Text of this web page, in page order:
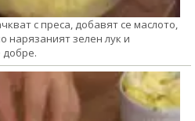
с преса, добавят се маслото,
нарязаният зелен лук и
добре.